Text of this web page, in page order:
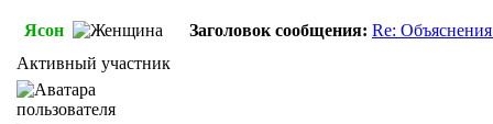
Ясон Заголовок сообщения: Re:
Активный участник